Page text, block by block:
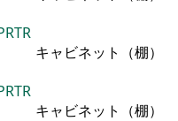
キャビネット（棚）
キャビネット（棚）